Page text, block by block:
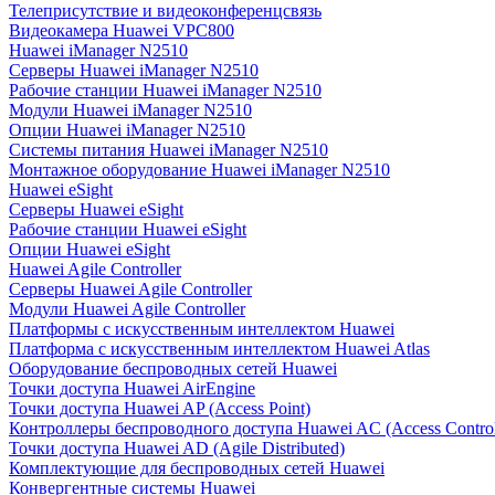
Телеприсутствие и видеоконференцсвязь
Видеокамера Huawei VPC800
Huawei iManager N2510
Серверы Huawei iManager N2510
Рабочие станции Huawei iManager N2510
Модули Huawei iManager N2510
Опции Huawei iManager N2510
Системы питания Huawei iManager N2510
Монтажное оборудование Huawei iManager N2510
Huawei eSight
Серверы Huawei eSight
Рабочие станции Huawei eSight
Опции Huawei eSight
Huawei Agile Controller
Серверы Huawei Agile Controller
Модули Huawei Agile Controller
Платформы с искусственным интеллектом Huawei
Платформа с искусственным интеллектом Huawei Atlas
Оборудование беспроводных сетей Huawei
Точки доступа Huawei AirEngine
Точки доступа Huawei AP (Access Point)
Контроллеры беспроводного доступа Huawei AC (Access
Точки доступа Huawei AD (Agile Distributed)
Комплектующие для беспроводных сетей Huawei
Конвергентные системы Huawei